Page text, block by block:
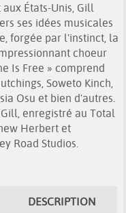
États-Unis, Gill
ses idées musicales
forgée par l'instinct, la
choeur
Is Free » comprend
Soweto Kinch,
Osu et bien d'autres.
enregistré au Total
Herbert et
Road Studios.
DESCRIPTION